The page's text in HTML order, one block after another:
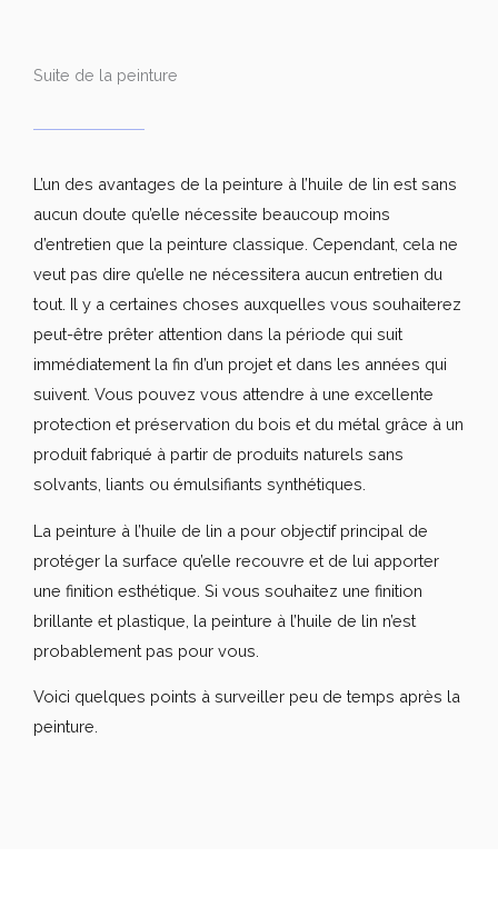
Suite de la peinture
L’un des avantages de la peinture à l’huile de lin est sans
aucun doute qu’elle nécessite beaucoup moins
d’entretien que la peinture classique. Cependant, cela ne
veut pas dire qu’elle ne nécessitera aucun entretien du
tout. Il y a certaines choses auxquelles vous souhaiterez
peut-être prêter attention dans la période qui suit
immédiatement la fin d’un projet et dans les années qui
suivent. Vous pouvez vous attendre à une excellente
protection et préservation du bois et du métal grâce à un
produit fabriqué à partir de produits naturels sans
solvants, liants ou émulsifiants synthétiques.
La peinture à l’huile de lin a pour objectif principal de
protéger la surface qu’elle recouvre et de lui apporter
une finition esthétique. Si vous souhaitez une finition
brillante et plastique, la peinture à l’huile de lin n’est
probablement pas pour vous.
Voici quelques points à surveiller peu de temps après la
peinture.